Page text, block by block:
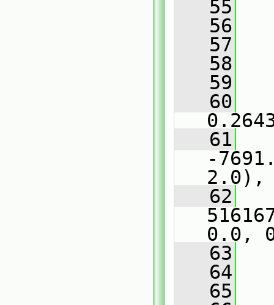
   55
   56
   57
   58
   59
   60
   61
-
2.0),
   62
0.0,
   63
   64
   65